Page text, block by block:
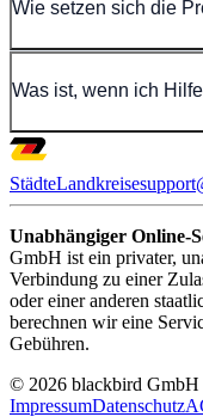
Wie setzen sich die
Was ist, wenn ich
StädteLandkreise
Unabhängiger Online-
GmbH ist ein privater,
Verbindung zu einer
oder einer anderen
berechnen wir eine
Gebühren.
© 2026 blackbird GmbH
ImpressumDatenschutz